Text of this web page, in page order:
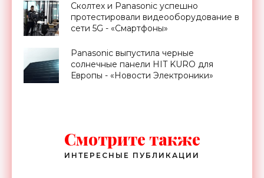
Сколтех и Panasonic успешно
протестировали видеооборудование в
сети 5G - «Смартфоны»
Panasonic выпустила черные
солнечные панели HIT KURO для
Европы - «Новости Электроники»
Смотрите также
ИНТЕРЕСНЫЕ ПУБЛИКАЦИИ